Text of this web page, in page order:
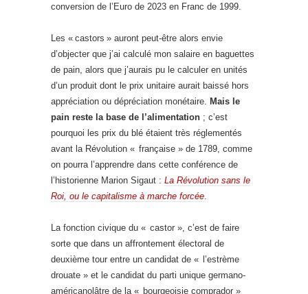
conversion de l’Euro de 2023 en Franc de 1999.
Les « castors » auront peut-être alors envie
d’objecter que j’ai calculé mon salaire en baguettes
de pain, alors que j’aurais pu le calculer en unités
d’un produit dont le prix unitaire aurait baissé hors
appréciation ou dépréciation monétaire. Mais le
pain reste la base de l’alimentation ; c’est
pourquoi les prix du blé étaient très réglementés
avant la Révolution « française » de 1789, comme
on pourra l’apprendre dans cette conférence de
l’historienne Marion Sigaut : La Révolution sans le
Roi, ou le capitalisme à marche forcée.
La fonction civique du « castor », c’est de faire
sorte que dans un affrontement électoral de
deuxième tour entre un candidat de « l’estrème
drouate » et le candidat du parti unique germano-
américanolâtre de la « bourgeoisie comprador »